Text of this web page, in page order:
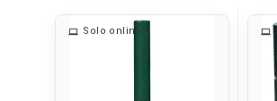
Solo online